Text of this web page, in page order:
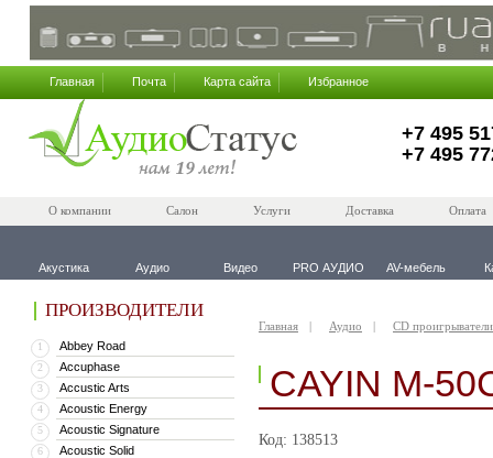
Главная Почта Карта сайта Избранное
+7 495
+7 495
О компании Салон Услуги Доставка Оплата
Акустика Аудио Видео PRO АУДИО AV-мебель
ПРОИЗВОДИТЕЛИ
1 Abbey Road
2 Accuphase
3 Accustic Arts
4 Acoustic Energy
5 Acoustic Signature
6 Acoustic Solid
Главная Аудио CD проигрыватели
CAYIN M-
Код: 138513